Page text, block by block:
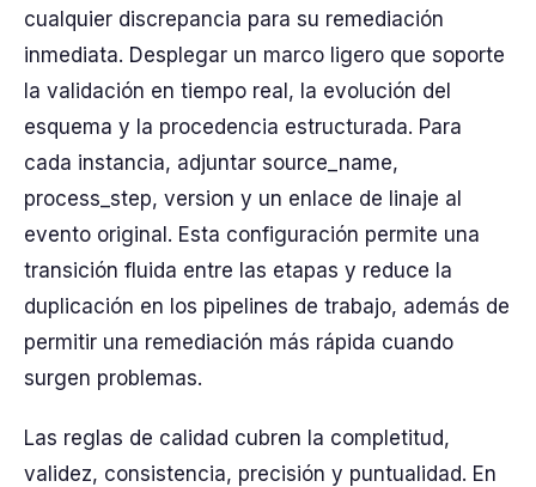
cualquier discrepancia para su remediación
inmediata. Desplegar un marco ligero que soporte
la validación en tiempo real, la evolución del
esquema y la procedencia estructurada. Para
cada instancia, adjuntar source_name,
process_step, version y un enlace de linaje al
evento original. Esta configuración permite una
transición fluida entre las etapas y reduce la
duplicación en los pipelines de trabajo, además de
permitir una remediación más rápida cuando
surgen problemas.
Las reglas de calidad cubren la completitud,
validez, consistencia, precisión y puntualidad. En